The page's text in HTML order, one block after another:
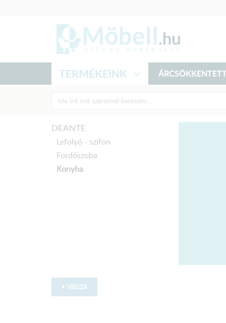
TERMÉKEINK
DEANTE
Lefolyó - szifon
Fürdőszoba
Konyha
VISSZA